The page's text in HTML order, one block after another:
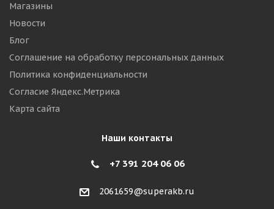
Магазины
Новости
Блог
Соглашение на обработку персональных данных
Политика конфиденциальности
Согласие Яндекс.Метрика
Карта сайта
Наши контакты
+7 391 204 06 06
2061659@superakb.ru